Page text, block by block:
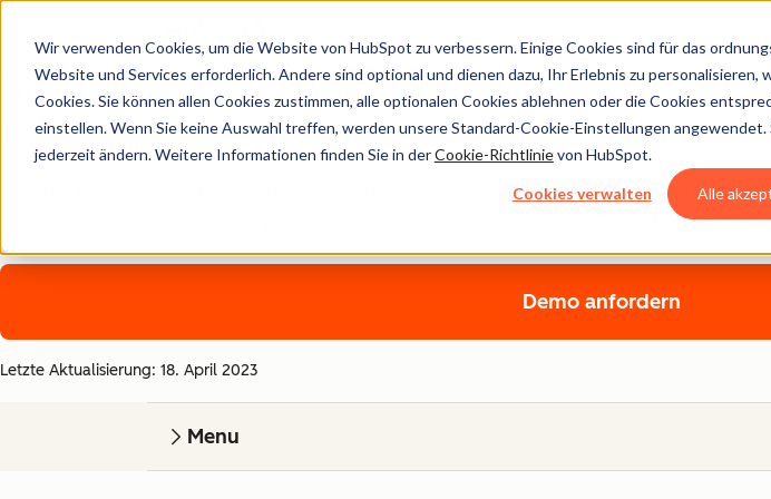
Wir verwenden Cookies, um die Website von HubSpot zu verbessern. Einige Cookies sind für das
Website und Services erforderlich. Andere sind optional und dienen dazu, Ihr Erlebnis zu personalisieren,
Cookies. Sie können allen Cookies zustimmen, alle optionalen Cookies ablehnen oder die Cookies
einstellen. Wenn Sie keine Auswahl treffen, werden unsere Standard-Cookie-Einstellungen
jederzeit ändern. Weitere Informationen finden Sie in derCookie-Richtlinievon HubSpot.
Cookies verwalten Alle
Sicherheit, Datenschutzund Kontroll-
Ihr Unternehmen basiert auf Vertrauen, deshalb ist HubSpot auch die richtige Wahl für Sie.
HubSpot betrachtet die Bereiche Datensicherheit, -schutz und -kontrolle ganzheitlich.
denen Ihre Teams mühelos Compliance-Anforderungen erfüllen können, als auch eine
Demo anfordern
Letzte Aktualisierung: 18. April 2023
Menu